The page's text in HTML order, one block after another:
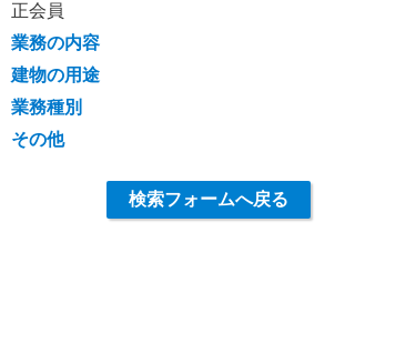
正会員
業務の内容
建物の用途
業務種別
その他
検索フォームへ戻る